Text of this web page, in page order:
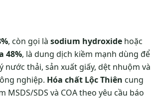
, còn gọi là sodium hydroxide hoặc
48%, là dung dịch kiềm mạnh dùng để
nước thải, sản xuất giấy, dệt nhuộm và
nghiệp. Hóa chất Lộc Thiên cung
MSDS/SDS và COA theo yêu cầu báo